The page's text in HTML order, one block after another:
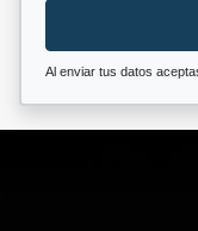
Al enviar tus datos